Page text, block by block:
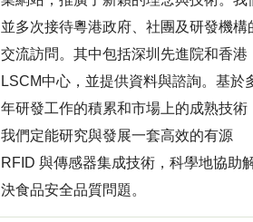
並多次接待粵港政府、社團及研發機構
交流訪問。其中包括深圳先進院和香港
LSCM中心，並提供資料與諮詢。基於
年研發工作的積累和市場上的成熟技術
我們定能研究與發展一套高效的有源
RFID 與傳感器集成技術，科學地協助
決食品安全品質問題。